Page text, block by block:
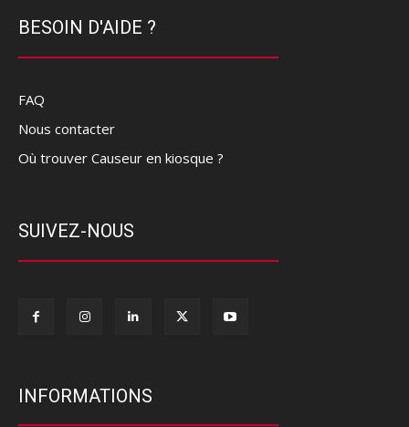
BESOIN D'AIDE ?
FAQ
Nous contacter
Où trouver Causeur en kiosque ?
SUIVEZ-NOUS
INFORMATIONS